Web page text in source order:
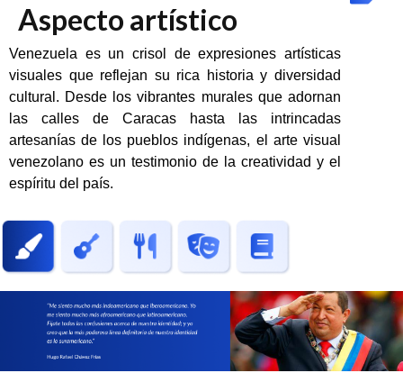
Aspecto artístico
Venezuela es un crisol de expresiones artísticas
visuales que reflejan su rica historia y diversidad
cultural. Desde los vibrantes murales que adornan
las calles de Caracas hasta las intrincadas
artesanías de los pueblos indígenas, el arte visual
venezolano es un testimonio de la creatividad y el
espíritu del país.